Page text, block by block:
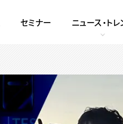
セミナー ニュース・トレ